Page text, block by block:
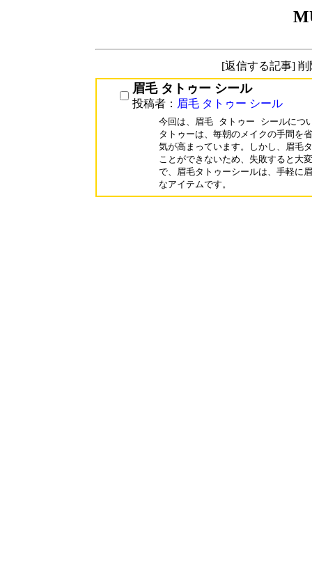
[返信する記事]
眉毛 タトゥー シール
投稿者： 眉毛 タトゥー シール
今回は、眉毛 タトゥー シールにつ
タトゥーは、毎朝のメイクの手間を
気が高まっています。しかし、眉毛
ことができないため、失敗すると大
で、眉毛タトゥーシールは、手軽に
なアイテムです。